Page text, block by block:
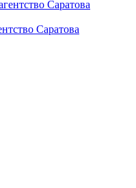
Саратова